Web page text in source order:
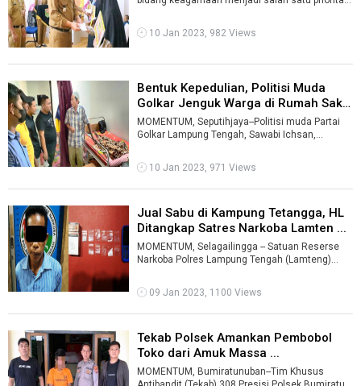
(Lamteng ...
10 Jan 2023, 982 Views
Bentuk Kepedulian, Politisi Muda
Golkar Jenguk Warga di Rumah Sak
...
MOMENTUM, Seputihjaya--Politisi muda Partai
Golkar Lampung Tengah, Sawabi Ichsan,
Sepu ...
10 Jan 2023, 971 Views
Jual Sabu di Kampung Tetangga, HL
Ditangkap Satres Narkoba Lamten ...
MOMENTUM, Selagailingga -- Satuan Reserse
Narkoba Polres Lampung Tengah (Lamteng)
...
09 Jan 2023, 1100 Views
Tekab Polsek Amankan Pembobol
Toko dari Amuk Massa ...
MOMENTUM, Bumiratunuban--Tim Khusus